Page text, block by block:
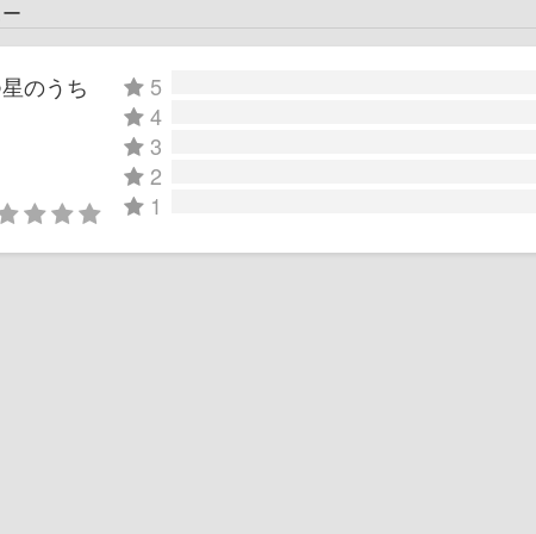
のうち
5
4
3
2
1